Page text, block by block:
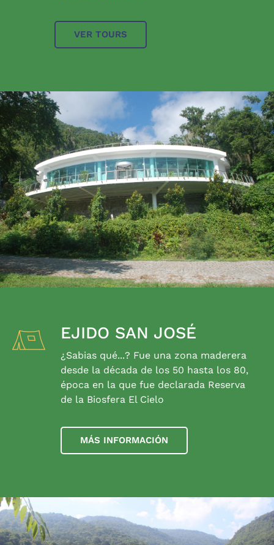
VER TOURS
EJIDO SAN JOSÉ
¿Sabias qué...? Fue una zona maderera
desde la década de los 50 hasta los 80,
época en la que fue declarada Reserva
de la Biosfera El Cielo
MÁS INFORMACIÓN